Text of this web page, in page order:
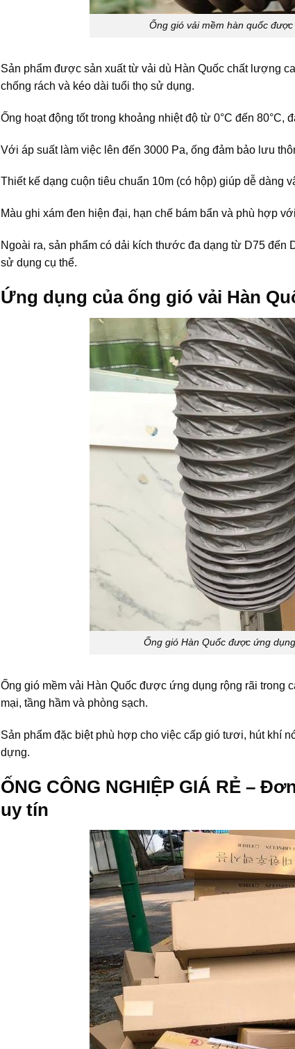
Ống gió vải mềm hàn quốc
Sản phẩm được sản xuất từ vải dù Hàn Quốc chất lượng
chống rách và kéo dài tuổi thọ sử dụng.
Ống hoạt động tốt trong khoảng nhiệt độ từ 0°C đến 80°C,
Với áp suất làm việc lên đến 3000 Pa, ống đảm bảo lưu
Thiết kế dạng cuộn tiêu chuẩn 10m (có hộp) giúp dễ dàng
Màu ghi xám đen hiện đại, hạn chế bám bẩn và phù hợp
Ngoài ra, sản phẩm có dải kích thước đa dạng từ D75
sử dụng cụ thể.
Ứng dụng của ống gió vải Hàn
Ống gió Hàn Quốc được ứng
Ống gió mềm vải Hàn Quốc được ứng dụng rộng rãi trong
mại, tầng hầm và phòng sạch.
Sản phẩm đặc biệt phù hợp cho việc cấp gió tươi, hút khí
dựng.
ỐNG CÔNG NGHIỆP GIÁ RẺ –
uy tín